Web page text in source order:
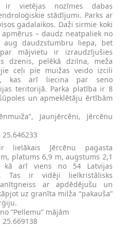
ir vietējas nozīmes dabas
stādījumi. Parks ar
gadalaikos. Daži sirmie koki
– daudz neatpaliek no
aug daudzstumbru liepa, bet
mājvietu ir izraudzījušies
dzenis, pelēkā dzilna, meža
ceļi pie muižas veido izcili
kas arī liecina par seno
teritorijā. Parka platība ir 8
un apmeklētāju ērtībām
Jaunjērcēni, Jērcēnu
lielākais Jērcēnu pagasta
platums 6,9 m, augstums 2,1
kā arī viens no 54 Latvijas
Tas ir vidēji lielkristālisks
ar apdēdējušu un
uz granīta milža “pakauša”
“Pellemu” mājām